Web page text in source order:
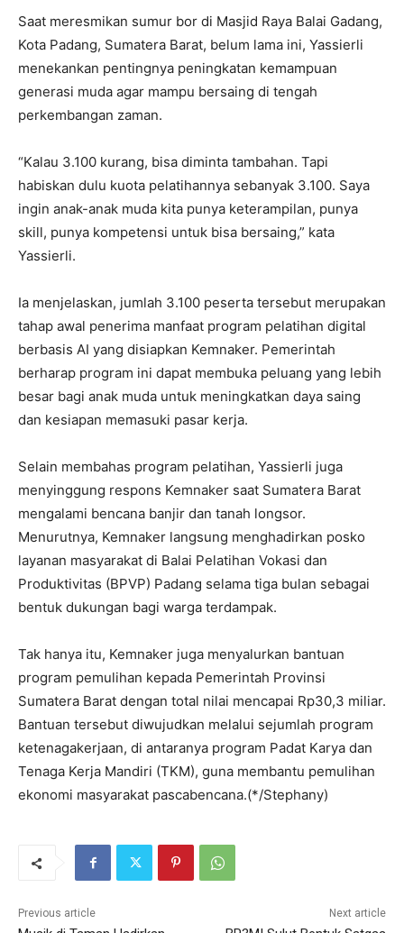
Saat meresmikan sumur bor di Masjid Raya Balai Gadang,
Kota Padang, Sumatera Barat, belum lama ini, Yassierli
menekankan pentingnya peningkatan kemampuan
generasi muda agar mampu bersaing di tengah
perkembangan zaman.
“Kalau 3.100 kurang, bisa diminta tambahan. Tapi
habiskan dulu kuota pelatihannya sebanyak 3.100. Saya
ingin anak-anak muda kita punya keterampilan, punya
skill, punya kompetensi untuk bisa bersaing,” kata
Yassierli.
Ia menjelaskan, jumlah 3.100 peserta tersebut merupakan
tahap awal penerima manfaat program pelatihan digital
berbasis AI yang disiapkan Kemnaker. Pemerintah
berharap program ini dapat membuka peluang yang lebih
besar bagi anak muda untuk meningkatkan daya saing
dan kesiapan memasuki pasar kerja.
Selain membahas program pelatihan, Yassierli juga
menyinggung respons Kemnaker saat Sumatera Barat
mengalami bencana banjir dan tanah longsor.
Menurutnya, Kemnaker langsung menghadirkan posko
layanan masyarakat di Balai Pelatihan Vokasi dan
Produktivitas (BPVP) Padang selama tiga bulan sebagai
bentuk dukungan bagi warga terdampak.
Tak hanya itu, Kemnaker juga menyalurkan bantuan
program pemulihan kepada Pemerintah Provinsi
Sumatera Barat dengan total nilai mencapai Rp30,3 miliar.
Bantuan tersebut diwujudkan melalui sejumlah program
ketenagakerjaan, di antaranya program Padat Karya dan
Tenaga Kerja Mandiri (TKM), guna membantu pemulihan
ekonomi masyarakat pascabencana.(*/Stephany)
Previous article Next article